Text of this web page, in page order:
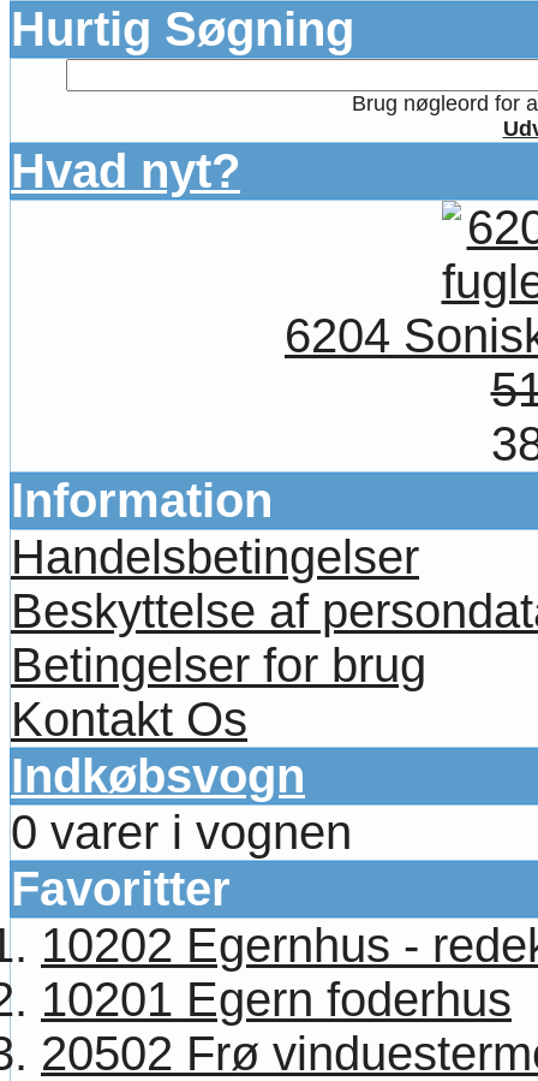
Hurtig Søgning
Brug nøgleord for
Hvad nyt?
6204
Information
Handelsbetingelser
Beskyttelse af
Betingelser for brug
Kontakt Os
Indkøbsvogn
0 varer i vognen
Favoritter
10202 Egernhus -
10201 Egern foderhus
20502 Frø